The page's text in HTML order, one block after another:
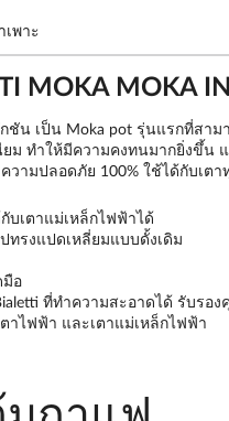
พาะ
MOKA MOKA
น เป็น Moka pot รุ่นแรกที่สา
ม ทำให้มีความคงทนมากยิ่งขึ้น
ามปลอดภัย 100% ใช้ได้กับเตา
บเตาแม่เหล็กไฟฟ้าได้
รงแปดเหลี่ยมแบบดั้งเดิม
มือ
ที่ทำความสะอาดได้ รับร
าไฟฟ้า และเตาแม่เหล็กไฟฟ้า